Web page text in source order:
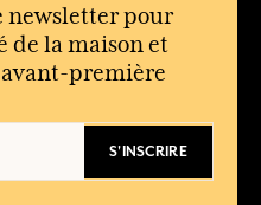
newsletter pour
de la maison et
première
S'INSCRIRE